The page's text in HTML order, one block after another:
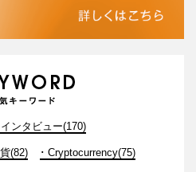
インタビュー(170)
(82) Cryptocurrency(75)